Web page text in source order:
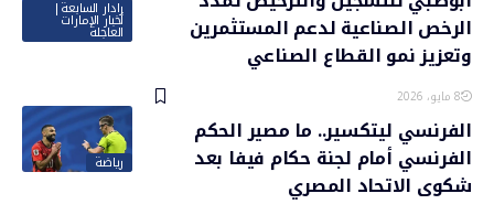
رادار السابعة|
أخبار الإمارات
العاجلة
الرخص الصناعية لدعم المستثمرين
وتعزيز نمو القطاع الصناعي
8 مايو، 2026
رياضة
الفرنسي ليتكسير.. ما مصير الحكم
الفرنسي أمام لجنة حكام فيفا بعد
شكوى الاتحاد المصري